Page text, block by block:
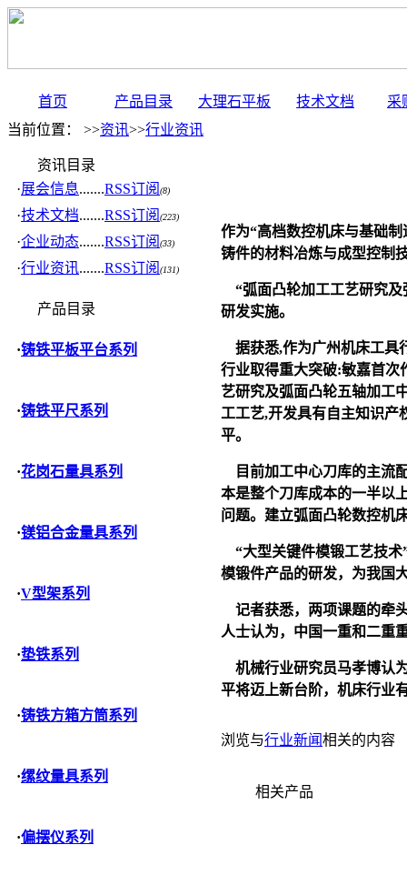
首页 产品目录 大理石平板 技术文档
采
当前位置： >>资讯>>行业资讯
资讯目录
·展会信息.......RSS订阅 (8)
·技术文档.......RSS订阅 (223)
·企业动态.......RSS订阅 (33)
·行业资讯.......RSS订阅 (131)
产品目录
·铸铁平板平台系列
·铸铁平尺系列
·花岗石量具系列
·镁铝合金量具系列
·V型架系列
·垫铁系列
·铸铁方箱方筒系列
·缧纹量具系列
·偏摆仪系列
作为“高档数控机床与基础
铸件的材料冶炼与成型控制
“弧面凸轮加工工艺研究及
研发实施。
据获悉,作为广州机床工具
行业取得重大突破:敏嘉首次
艺研究及弧面凸轮五轴加工
工工艺,开发具有自主知识产
平。
目前加工中心刀库的主流
本是整个刀库成本的一半以
问题。建立弧面凸轮数控机
“大型关键件模锻工艺技术
模锻件产品的研发，为我国
记者获悉，两项课题的牵
人士认为，中国一重和二重
机械行业研究员马孝博认
平将迈上新台阶，机床行业
浏览与行业新闻相关的内容
相关产品